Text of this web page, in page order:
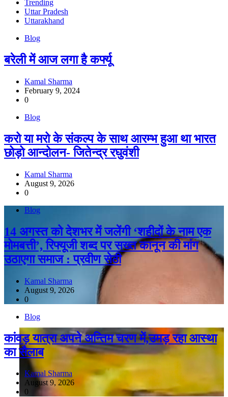
Trending
Uttar Pradesh
Uttarakhand
Blog
बरेली में आज लगा है कर्फ्यू
Kamal Sharma
February 9, 2024
0
Blog
करो या मरो के संकल्प के साथ आरम्भ हुआ था भारत
छोड़ो आन्दोलन- जितेन्द्र रघुवंशी
Kamal Sharma
August 9, 2026
0
Blog
14 अगस्त को देशभर में जलेंगी ‘शहीदों के नाम एक
मोमबत्ती’, रिफ्यूजी शब्द पर सख्त कानून की मांग
उठाएगा समाज : प्रवीण सेठी
Kamal Sharma
August 9, 2026
0
Blog
कांवड़ यात्रा अपने अन्तिम चरण में,उमड़ रहा आस्था
का सैलाब
Kamal Sharma
August 9, 2026
0